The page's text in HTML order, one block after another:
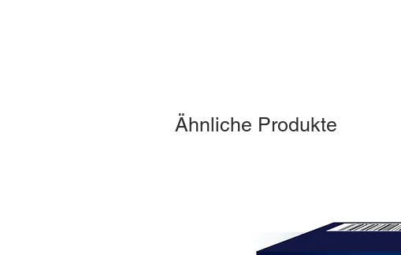
Ähnliche Produkte